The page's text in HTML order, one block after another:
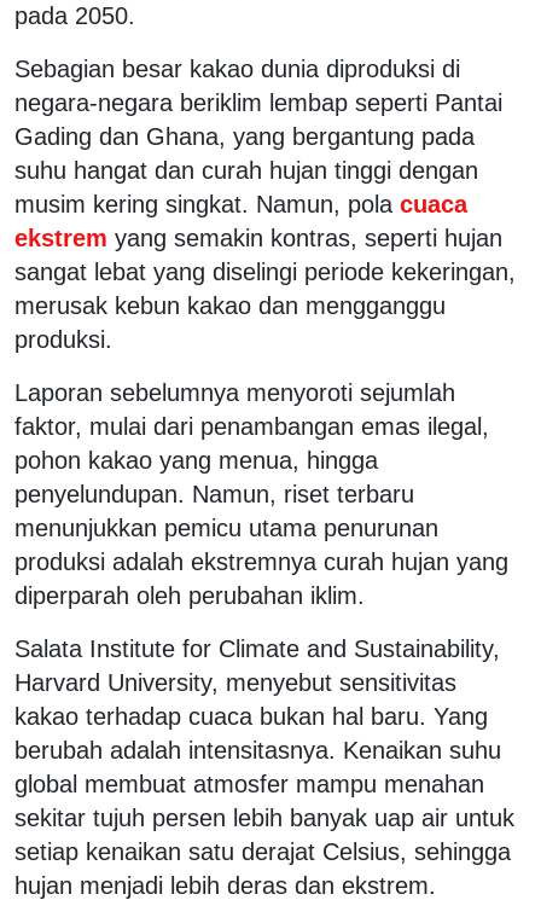
pada 2050.
Sebagian besar kakao dunia diproduksi di
negara-negara beriklim lembap seperti Pantai
Gading dan Ghana, yang bergantung pada
suhu hangat dan curah hujan tinggi dengan
musim kering singkat. Namun, pola cuaca
ekstrem yang semakin kontras, seperti hujan
sangat lebat yang diselingi periode kekeringan,
merusak kebun kakao dan mengganggu
produksi.
Laporan sebelumnya menyoroti sejumlah
faktor, mulai dari penambangan emas ilegal,
pohon kakao yang menua, hingga
penyelundupan. Namun, riset terbaru
menunjukkan pemicu utama penurunan
produksi adalah ekstremnya curah hujan yang
diperparah oleh perubahan iklim.
Salata Institute for Climate and Sustainability,
Harvard University, menyebut sensitivitas
kakao terhadap cuaca bukan hal baru. Yang
berubah adalah intensitasnya. Kenaikan suhu
global membuat atmosfer mampu menahan
sekitar tujuh persen lebih banyak uap air untuk
setiap kenaikan satu derajat Celsius, sehingga
hujan menjadi lebih deras dan ekstrem.